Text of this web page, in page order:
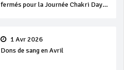
fermés pour la Journée Chakri Day
1 Avr 2026
Dons de sang en Avril